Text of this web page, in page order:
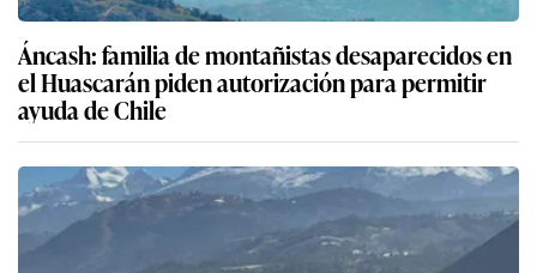
Áncash: familia de montañistas desaparecidos en
el Huascarán piden autorización para permitir
ayuda de Chile